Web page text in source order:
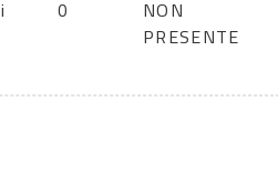
0
NON
PRESENTE